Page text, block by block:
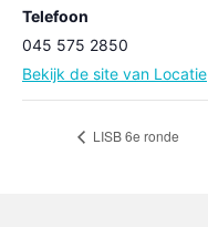
Telefoon
045 575 2850
Bekijk de site van Locatie
LISB 6e ronde